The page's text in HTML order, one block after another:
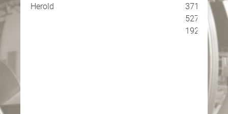
Herold
371
5277-
192